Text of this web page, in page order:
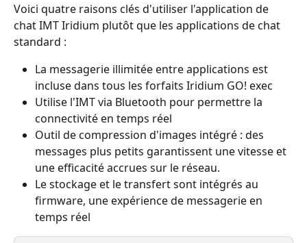
Voici quatre raisons clés d'utiliser l'application de
chat IMT Iridium plutôt que les applications de chat
standard :
La messagerie illimitée entre applications est
incluse dans tous les forfaits Iridium GO! exec
Utilise l'IMT via Bluetooth pour permettre la
connectivité en temps réel
Outil de compression d'images intégré : des
messages plus petits garantissent une vitesse et
une efficacité accrues sur le réseau.
Le stockage et le transfert sont intégrés au
firmware, une expérience de messagerie en
temps réel